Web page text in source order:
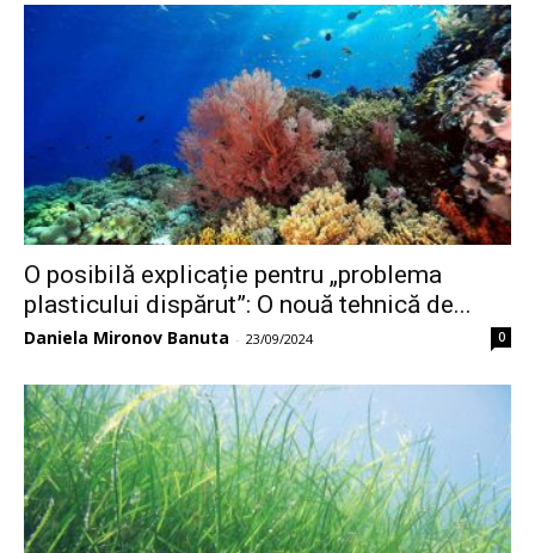
O posibilă explicație pentru „problema
plasticului dispărut”: O nouă tehnică de...
Daniela Mironov Banuta - 23/09/2024 0